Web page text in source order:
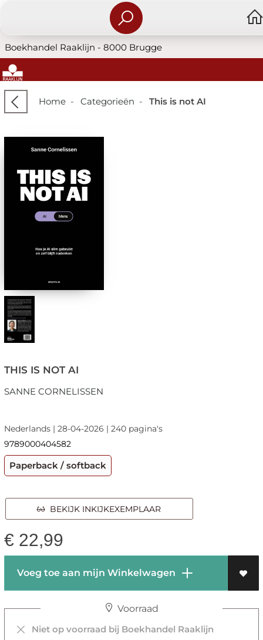
Boekhandel Raaklijn - 8000 Brugge
Home- Categorieën - This is not AI
THIS IS NOT AI
SANNE CORNELISSEN
Nederlands | 28-04-2026 | 240 pagina's
9789000404582
Paperback / softback
BEKIJK INKIJKEXEMPLAAR
€ 22,99
Voeg toe aan mijn Winkelwagen
Voorraad
Niet op voorraad bij Boekhandel Raaklijn